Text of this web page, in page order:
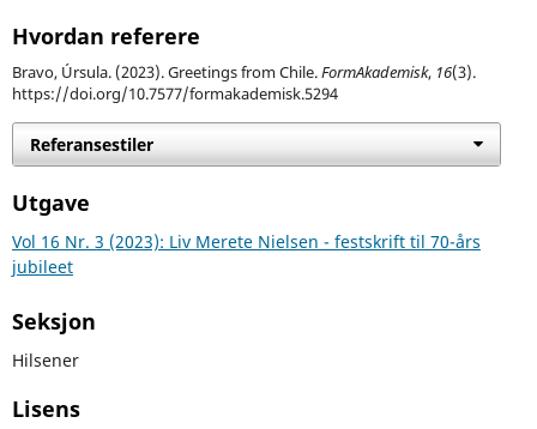
Hvordan referere
Bravo, Úrsula. (2023). Greetings from Chile.FormAkademisk, 16(3).
https://doi.org/10.7577/formakademisk.5294
Referansestiler
Utgave
Vol 16 Nr. 3 (2023): Liv Merete Nielsen - festskrift til 70-års
jubileet
Seksjon
Hilsener
Lisens